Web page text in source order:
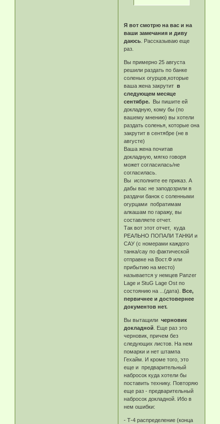
Я вот смотрю на вас и на
ваши замечания и диву
даюсь . Рассказываю еще
раз.
Вы примерно 25 августа
решили раздать по банке
соленых огурцов,которые
ваша жена закрутитв
следующем месяце
сентябре. Вы пишите ей
докладную, кому бы (по
вашему мнению) вы хотели
раздать соленья, которые она
закрутит в сентябре (не в
августе)
Ваша жена почитав
докладную, мягко говоря
может согласилась/не
согласилась.
Вы исполните ее приказ. А
дабы вас не заподозрили в
раздачи банок с соленными
огурцами побратимам
алкашам по гаражу, вы
составляете отчет.
Так вот этот отчет, куда
РЕАЛЬНО ПОПАЛИ ТАНКИ и
САУ (с номерами каждого
танка/сау по фактической
отправке на Вост.Ф или
прибытию на место)
называется у немцев Panzer
Lage и StuG Lage Ost по
состоянию на ...(дата).Все,
первичнее и достовернее
документов нет.
Вы вытащиличерновик
докладной . Еще раз это
черновик, причем без
следующих листов. На нем
помарки и нет штампа
Гехайм. И кроме того, это
еще и предварительный
набросок куда хотели бы
поставить технику. Повторяю
еще раз - предварительный
набросок докладной. Ибо в
нем ошибки:
- Т-4 распределение (конца